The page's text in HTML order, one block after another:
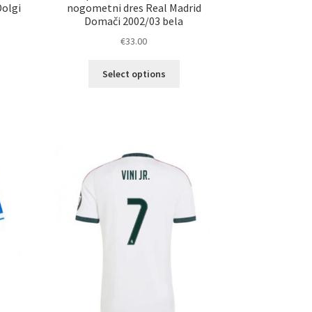
nogometni dres Real Madrid
Domači 2002/03 bela
€33.00
Select options
izberete
izdelka